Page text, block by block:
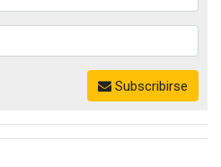
Subscribirse